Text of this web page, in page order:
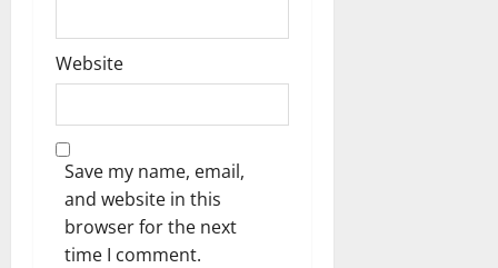
Website
Save my name, email,
and website in this
browser for the next
time I comment.